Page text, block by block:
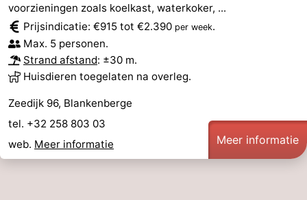
voorzieningen zoals koelkast, waterkoker, ...
Prijsindicatie: €915 tot €2.390 per week.
Max. 5 personen.
Strand afstand: ±30 m.
Huisdieren toegelaten na overleg.
Zeedijk 96, Blankenberge
tel. +32 258 803 03
web. Meer informatie Meer informatie